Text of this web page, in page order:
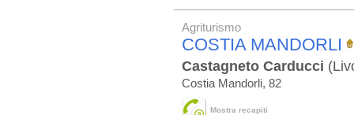
Agriturismo
COSTIA MANDORLI
Castagneto Carducci
Costia Mandorli, 82
Mostra recapiti